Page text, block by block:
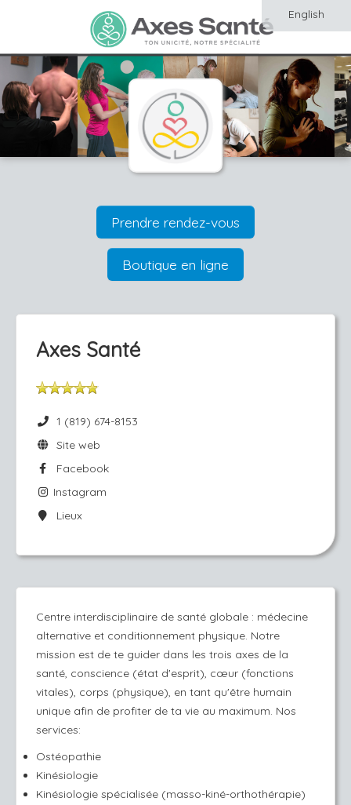
English
Prendre rendez-vous
Boutique en ligne
Axes Santé
1 (819) 674-8153
Site web
Facebook
Instagram
Lieux
Centre interdisciplinaire de santé globale : médecine
alternative et conditionnement physique. Notre
mission est de te guider dans les trois axes de la
santé, conscience (état d'esprit), cœur (fonctions
vitales), corps (physique), en tant qu'être humain
unique afin de profiter de ta vie au maximum. Nos
services:
Ostéopathie
Kinésiologie
Kinésiologie spécialisée (masso-kiné-orthothérapie)